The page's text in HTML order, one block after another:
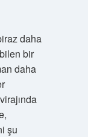
daha
bir
daha
şu